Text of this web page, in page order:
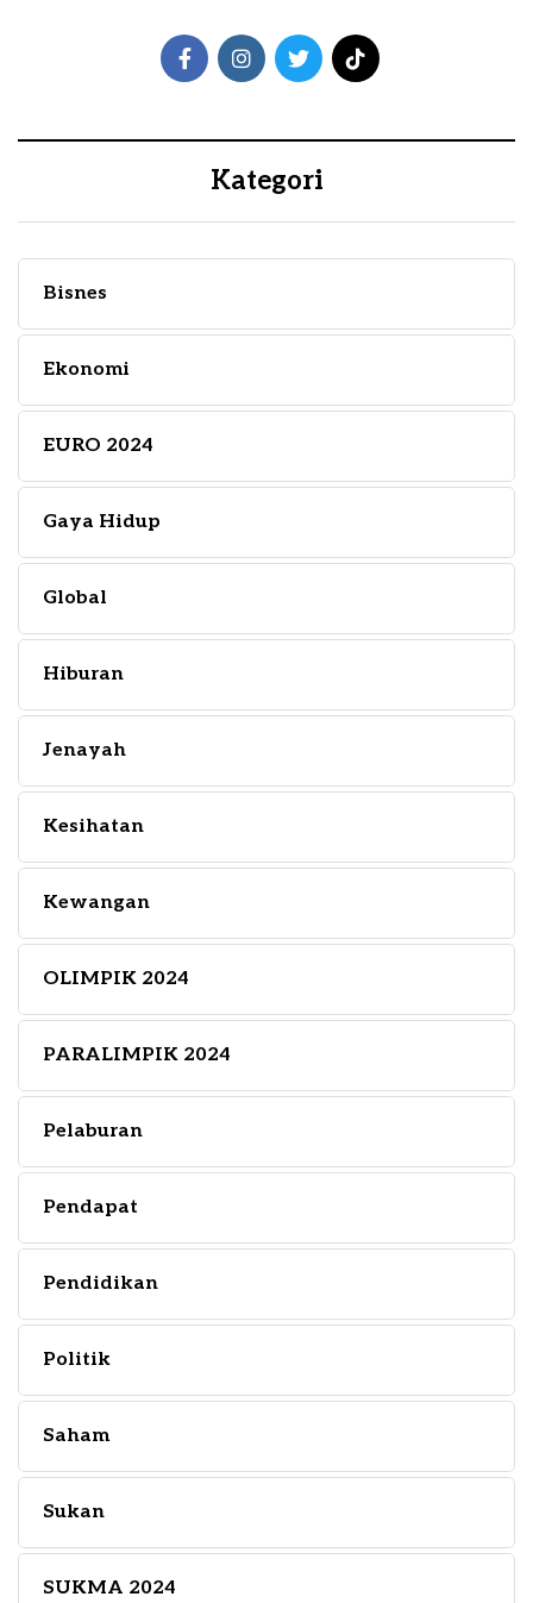
Kategori
Bisnes
Ekonomi
EURO 2024
Gaya Hidup
Global
Hiburan
Jenayah
Kesihatan
Kewangan
OLIMPIK 2024
PARALIMPIK 2024
Pelaburan
Pendapat
Pendidikan
Politik
Saham
Sukan
SUKMA 2024